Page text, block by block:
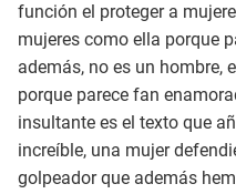
función el proteger a
mujeres como ella porque
además, no es un hombre,
porque parece fan
insultante es el texto que
increíble, una mujer
golpeador que además